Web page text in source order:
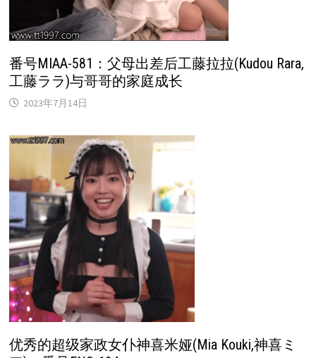
番号MIAA-581：父母出差后工藤拉拉(Kudou Rara,
工藤ララ)与哥哥的家庭成长
2023年7月14日
优秀的超级家政女仆神喜米娅(Mia Kouki,神喜ミ